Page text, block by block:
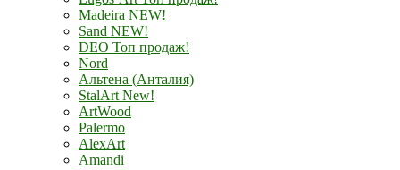
Madeira NEW!
Sand NEW!
DEO Топ продаж!
Nord
Альтена (Анталия)
StalArt New!
ArtWood
Palermo
AlexArt
Amandi